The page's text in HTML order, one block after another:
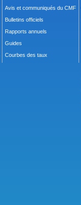
Avis et communiqués du CMF
Bulletins officiels
Rapports annuels
Guides
Courbes des taux